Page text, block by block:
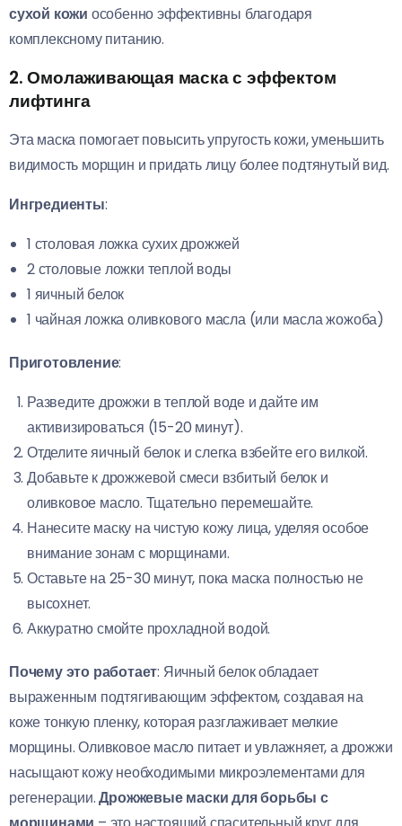
сухой кожи особенно эффективны благодаря
комплексному питанию.
2. Омолаживающая маска с эффектом
лифтинга
Эта маска помогает повысить упругость кожи, уменьшить
видимость морщин и придать лицу более подтянутый вид.
Ингредиенты:
1 столовая ложка сухих дрожжей
2 столовые ложки теплой воды
1 яичный белок
1 чайная ложка оливкового масла (или масла жожоба)
Приготовление:
Разведите дрожжи в теплой воде и дайте им
активизироваться (15-20 минут).
Отделите яичный белок и слегка взбейте его вилкой.
Добавьте к дрожжевой смеси взбитый белок и
оливковое масло. Тщательно перемешайте.
Нанесите маску на чистую кожу лица, уделяя особое
внимание зонам с морщинами.
Оставьте на 25-30 минут, пока маска полностью не
высохнет.
Аккуратно смойте прохладной водой.
Почему это работает: Яичный белок обладает
выраженным подтягивающим эффектом, создавая на
коже тонкую пленку, которая разглаживает мелкие
морщины. Оливковое масло питает и увлажняет, а дрожжи
насыщают кожу необходимыми микроэлементами для
регенерации.Дрожжевые маски для борьбы с